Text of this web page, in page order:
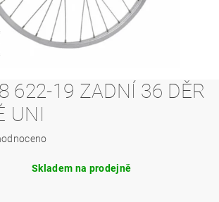
622-19 ZADNÍ 36 DĚR
UNI
Skladem na prodejně